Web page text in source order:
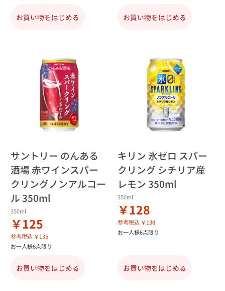
お買い物をはじめる お買い物をはじめる
サントリー のんある
酒場 赤ワインスパー
クリングノンアルコー
ル 350ml
350ml
￥125
参考税込 ￥135
お一人様6点限り
お買い物をはじめる
キリン 氷ゼロ スパー
クリング シチリア産
レモン 350ml
350ml
￥128
参考税込 ￥138
お一人様6点限り
お買い物をはじめる